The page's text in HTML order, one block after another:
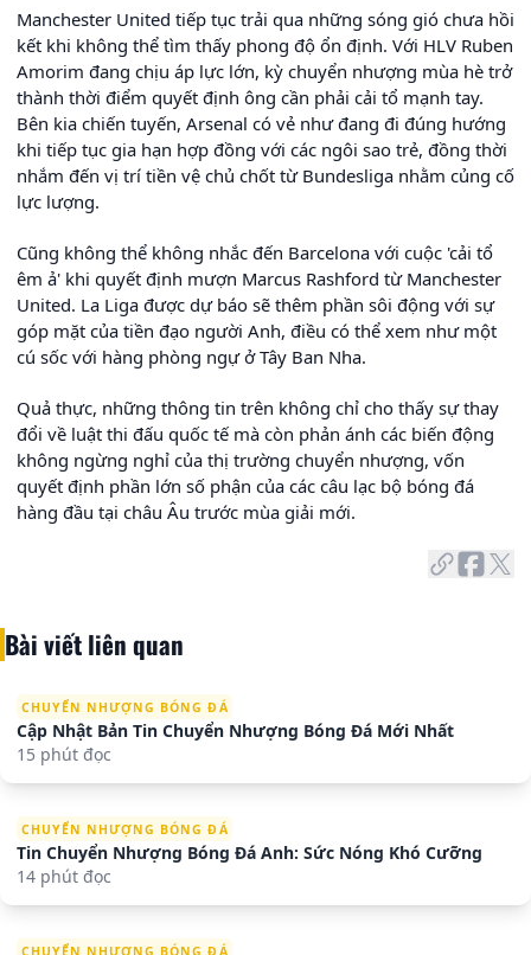
Manchester United tiếp tục trải qua những sóng gió chưa hồi
kết khi không thể tìm thấy phong độ ổn định. Với HLV Ruben
Amorim đang chịu áp lực lớn, kỳ chuyển nhượng mùa hè trở
thành thời điểm quyết định ông cần phải cải tổ mạnh tay.
Bên kia chiến tuyến, Arsenal có vẻ như đang đi đúng hướng
khi tiếp tục gia hạn hợp đồng với các ngôi sao trẻ, đồng thời
nhắm đến vị trí tiền vệ chủ chốt từ Bundesliga nhằm củng cố
lực lượng.
Cũng không thể không nhắc đến Barcelona với cuộc 'cải tổ
êm ả' khi quyết định mượn Marcus Rashford từ Manchester
United. La Liga được dự báo sẽ thêm phần sôi động với sự
góp mặt của tiền đạo người Anh, điều có thể xem như một
cú sốc với hàng phòng ngự ở Tây Ban Nha.
Quả thực, những thông tin trên không chỉ cho thấy sự thay
đổi về luật thi đấu quốc tế mà còn phản ánh các biến động
không ngừng nghỉ của thị trường chuyển nhượng, vốn
quyết định phần lớn số phận của các câu lạc bộ bóng đá
hàng đầu tại châu Âu trước mùa giải mới.
Bài viết liên quan
CHUYỂN NHƯỢNG BÓNG ĐÁ
Cập Nhật Bản Tin Chuyển Nhượng Bóng Đá Mới Nhất
15 phút đọc
CHUYỂN NHƯỢNG BÓNG ĐÁ
Tin Chuyển Nhượng Bóng Đá Anh: Sức Nóng Khó Cưỡng
14 phút đọc
CHUYỂN NHƯỢNG BÓNG ĐÁ